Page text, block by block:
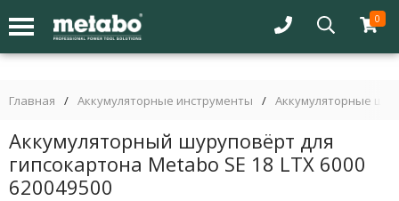
0
Главная / Аккумуляторные инструменты / Аккумуляторные
Аккумуляторный шуруповёрт для
гипсокартона Metabo SE 18 LTX 6000
620049500